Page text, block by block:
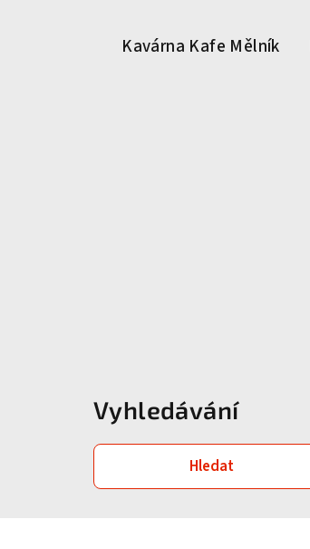
Kavárna Kafe Mělník
Vyhledávání
Hledat